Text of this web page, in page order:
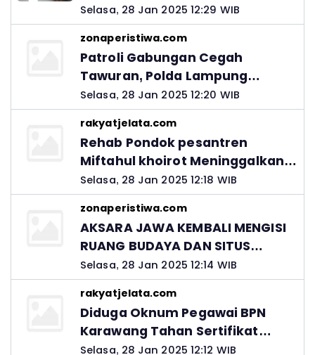
Selasa, 28 Jan 2025 12:29 WIB
zonaperistiwa.com
Patroli Gabungan Cegah
Tawuran, Polda Lampung
Ingatkan Peran Orang Tua
Selasa, 28 Jan 2025 12:20 WIB
rakyatjelata.com
Rehab Pondok pesantren
Miftahul khoirot Meninggalkan
Hutang Ke Material, Mantan
Kadis PUPR Harus Bertanggung
Jawab
Selasa, 28 Jan 2025 12:18 WIB
zonaperistiwa.com
AKSARA JAWA KEMBALI MENGISI
RUANG BUDAYA DAN SITUS
LELUHUR NUSANTARA
Selasa, 28 Jan 2025 12:14 WIB
rakyatjelata.com
Diduga Oknum Pegawai BPN
Karawang Tahan Sertifikat
Pemohon PTSL
Selasa, 28 Jan 2025 12:12 WIB